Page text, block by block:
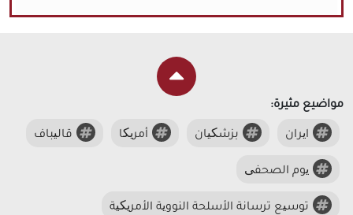
مواضيع مثيرة:
ایران بزشکیان أمریکا قالیباف
یوم الصحفی
توسیع ترسانة الأسلحة النوویة الأمریکیة